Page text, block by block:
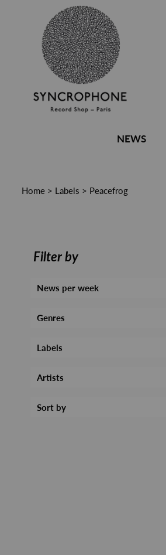
NEWS
Home > Labels > Peacefrog
Filter by
News per week
Genres
Labels
Artists
Sort by